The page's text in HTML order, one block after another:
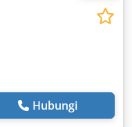
Hubungi